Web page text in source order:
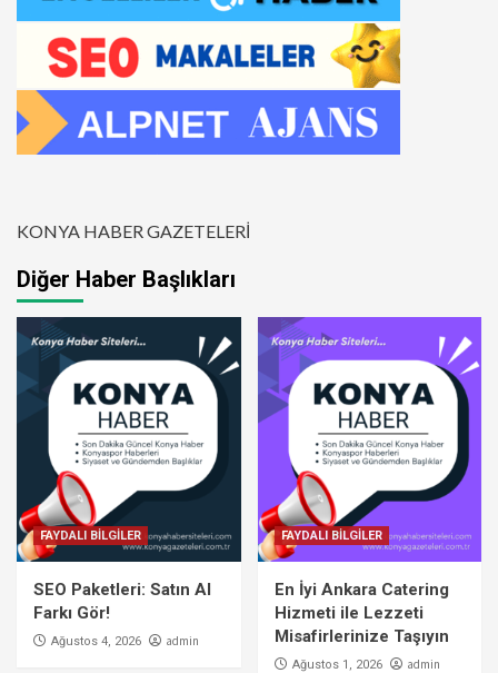
KONYA HABER GAZETELERİ
Diğer Haber Başlıkları
FAYDALI BİLGİLER
SEO Paketleri: Satın Al
Farkı Gör!
Ağustos 4, 2026 admin
FAYDALI BİLGİLER
En İyi Ankara Catering
Hizmeti ile Lezzeti
Misafirlerinize Taşıyın
Ağustos 1, 2026 admin